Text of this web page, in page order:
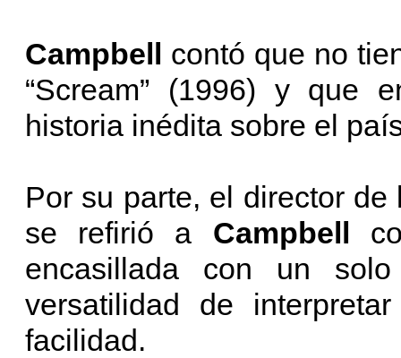
Campbell contó que no
“Scream” (1996) y que
historia inédita sobre el
Por su parte, el director de
se refirió a Campbell
encasillada con un
versatilidad de
facilidad.